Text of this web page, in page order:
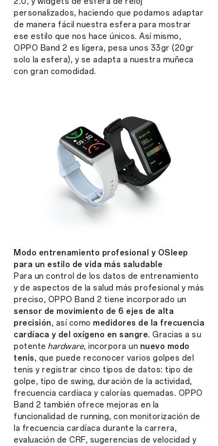
personalizados, haciendo que podamos adaptar
de manera fácil nuestra esfera para mostrar
ese estilo que nos hace únicos. Así mismo,
OPPO Band 2 es ligera, pesa unos 33gr (20gr
solo la esfera), y se adapta a nuestra muñeca
con gran comodidad.
Modo entrenamiento profesional y OSleep
para un estilo de vida más saludable
Para un control de los datos de entrenamiento
y de aspectos de la salud más profesional y más
preciso, OPPO Band 2 tiene incorporado un
sensor de movimiento de 6 ejes de alta
precisión, así como medidores de la frecuencia
cardíaca y del oxígeno en sangre. Gracias a su
potente hardware, incorpora un nuevo modo
tenis, que puede reconocer varios golpes del
tenis y registrar cinco tipos de datos: tipo de
golpe, tipo de swing, duración de la actividad,
frecuencia cardíaca y calorías quemadas. OPPO
Band 2 también ofrece mejoras en la
funcionalidad de running, con monitorización de
la frecuencia cardíaca durante la carrera,
evaluación de CRF, sugerencias de velocidad y